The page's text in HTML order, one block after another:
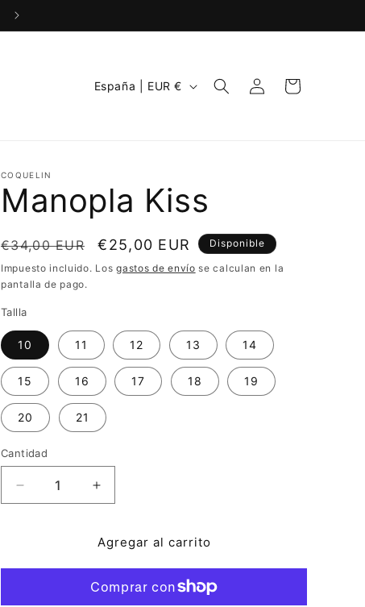
P
r
g
i
n
España | EUR €
Iniciar
sesión
Carrito
COQUELIN
Manopla Kiss
Precio
habitual
€34,00 EUR
Precio
de
€25,00 EUR Disponible
Impuesto incluido. Losgastos de envío se calculan en la
pantalla de pago.
Tallla
10 11 12 13 14
15 16 17 18 19
20 21
Cantidad
Reducir
cantidad
Aumentar
cantidad
Manopla
Agregar al carrito